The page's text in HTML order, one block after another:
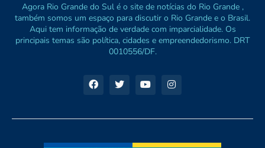
Agora Rio Grande do Sul é o site de notícias do Rio Grande ,
também somos um espaço para discutir o Rio Grande e o Brasil.
Aqui tem informação de verdade com imparcialidade. Os
principais temas são política, cidades e empreendedorismo. DRT
0010556/DF.